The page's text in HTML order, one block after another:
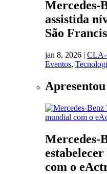
Mercedes-
assistida
São
jan 8, 2026 | CLA-
Eventos,
Apresentou
Mercedes-
com o